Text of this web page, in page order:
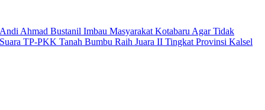
Ahmad Bustanil Imbau Masyarakat Kotabaru Agar Tidak
TP-PKK Tanah Bumbu Raih Juara II Tingkat Provinsi Kalsel